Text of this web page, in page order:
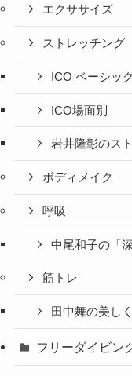
エクササイズ
ストレッチング
ICO ベーシック
ICO場面別
岩井隆彰のス
ボディメイク
呼吸
中尾和子の「
筋トレ
田中舞の美し
フリーダイビン